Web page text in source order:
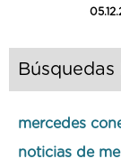
mercedes
noticias de